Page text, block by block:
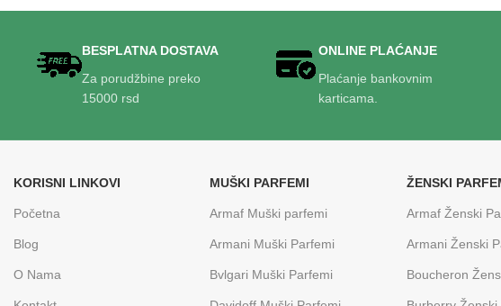
BESPLATNA DOSTAVA
Za porudžbine preko
15000 rsd
ONLINE PLAĆANJE
Plaćanje bankovnim
karticama.
KORISNI LINKOVI
Početna
Blog
O Nama
MUŠKI PARFEMI
Armaf Muški parfemi
Armani Muški Parfemi
Bvlgari Muški Parfemi
ŽENSKI
Armaf Ženski
Armani Ženski
Boucheron